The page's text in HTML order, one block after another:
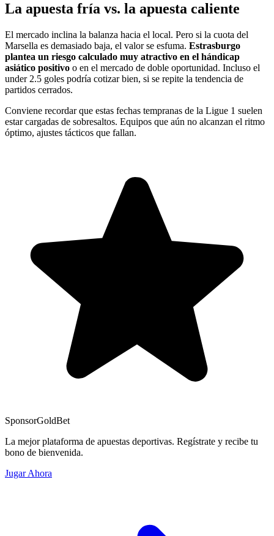
La apuesta fría vs. la apuesta caliente
El mercado inclina la balanza hacia el local. Pero si la cuota del
Marsella es demasiado baja, el valor se esfuma. Estrasburgo
plantea un riesgo calculado muy atractivo en el hándicap
asiático positivo o en el mercado de doble oportunidad. Incluso el
under 2.5 goles podría cotizar bien, si se repite la tendencia de
partidos cerrados.
Conviene recordar que estas fechas tempranas de la Ligue 1 suelen
estar cargadas de sobresaltos. Equipos que aún no alcanzan el ritmo
óptimo, ajustes tácticos que fallan.
SponsorGoldBet
La mejor plataforma de apuestas deportivas. Regístrate y recibe tu
bono de bienvenida.
Jugar Ahora